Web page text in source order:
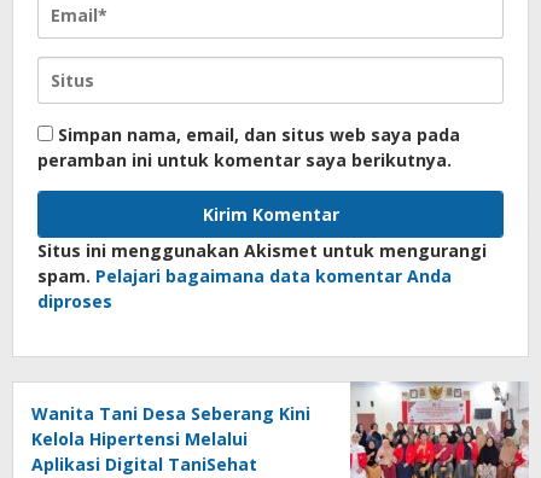
Simpan nama, email, dan situs web saya pada
peramban ini untuk komentar saya berikutnya.
Situs ini menggunakan Akismet untuk mengurangi
spam. Pelajari bagaimana data komentar Anda
diproses
Wanita Tani Desa Seberang Kini
Kelola Hipertensi Melalui
Aplikasi Digital TaniSehat